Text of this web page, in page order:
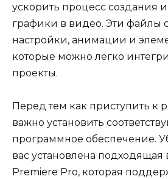
ускорить процесс создания
графики в видео. Эти файлы
настройки, анимации и
которые можно легко
проекты.
Перед тем как приступить к
важно установить
программное обеспечение.
вас установлена подходящая
Premiere Pro, которая